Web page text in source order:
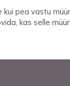
kui pea vastu
kas selle